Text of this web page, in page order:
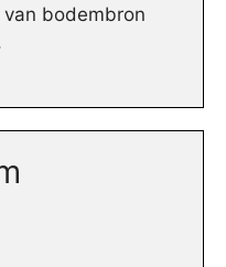
bodembron